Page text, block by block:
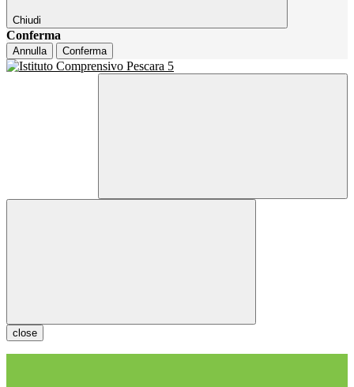
Chiudi
Conferma
Annulla Conferma
close